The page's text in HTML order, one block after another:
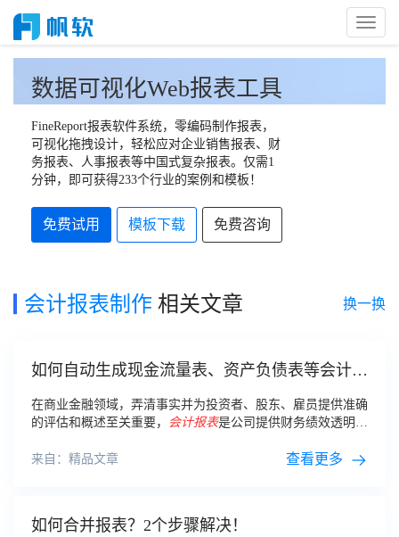
Toggle
数据可视化Web报表工具
FineReport报表软件系统，零编码制作报表，
可视化拖拽设计，轻松应对企业销售报表、财
务报表、人事报表等中国式复杂报表。仅需1
分钟，即可获得233个行业的案例和模板！
免费试用 模板下载 免费咨询
会计报表制作 相关文章 换一换
如何自动生成现金流量表、资产负债表等会计报
表？
在商业金融领域，弄清事实并为投资者、股东、雇员提供准确
的评估和概述至关重要，
会计报表是公司提供财务绩效透明性
公司最重要的会计报表
来自：精品文章 查看更多
如何合并报表？2个步骤解决！